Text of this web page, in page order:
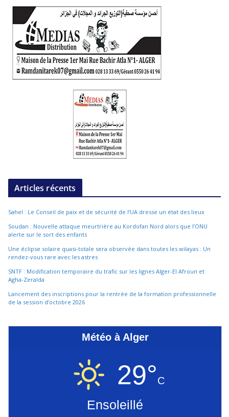
Articles récents
Sahel : Le Conseil de paix et de sécurité de l’UA dresse un état des lieux
Soudan : Nouvelle attaque meurtrière au Kordofan Nord alors que l’ONU
alerte sur le sort des enfants
Une éclipse solaire quasi-totale sera observée dans toutes les wilayas : Un
rendez-vous rare avec les astres
SNTF : Modification temporaire du trafic sur les lignes Alger-El Afroun et
Agha-Zeralda
Lancement des inscriptions pour la rentrée de la formation professionnelle
de la session d’octobre 2026
Météo à Alger
29°C
Ensoleillé